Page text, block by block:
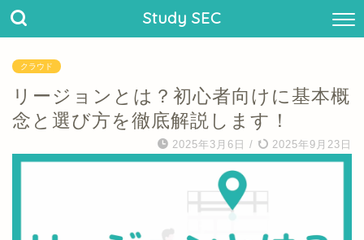
Study SEC
クラウド
リージョンとは？初心者向けに基本概
念と選び方を徹底解説します！
2025年3月6日 / 2025年9月23日